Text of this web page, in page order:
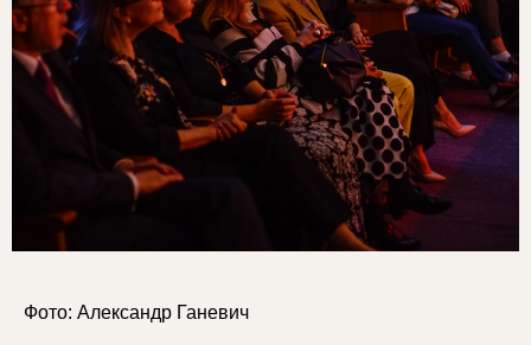
Фото: Александр Ганевич